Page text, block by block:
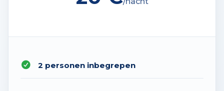
2 personen inbegrepen